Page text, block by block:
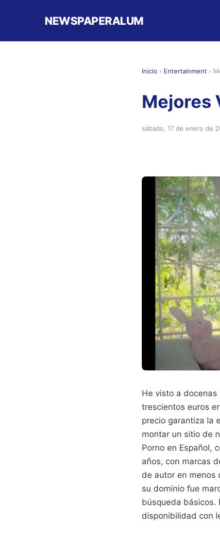
NEWSPAPERALUM
Inicio › Entertainment ›
Mejores
sábado, 17 de enero de
He visto a
trescientos euros
precio garantiza la
montar un sitio de
Porno en Español,
años, con marcas
de autor en menos
su dominio fue
búsqueda básicos.
disponibilidad con